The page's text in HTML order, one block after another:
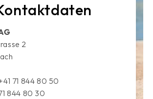
2
71 844 80 50
844 80 30